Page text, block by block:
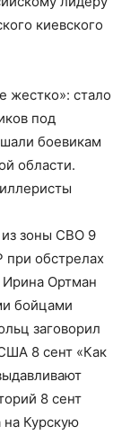
киевского
жестко»: стало
под
боевикам
области.
зоны СВО 9
при обстрелах
Ортман
бойцами
заговорил
8 сент «Как
8 сент
на Курскую